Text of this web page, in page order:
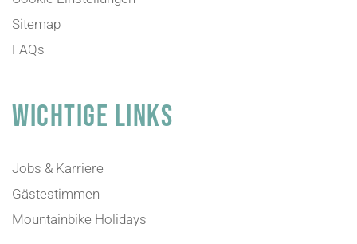
Sitemap
FAQs
WICHTIGE LINKS
Jobs & Karriere
Gästestimmen
Mountainbike Holidays